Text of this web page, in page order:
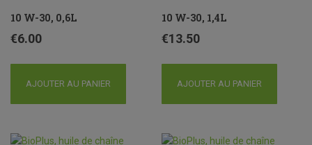
10 W-30, 0,6L
€6.00
AJOUTER AU PANIER
10 W-30, 1,4L
€13.50
AJOUTER AU PANIER